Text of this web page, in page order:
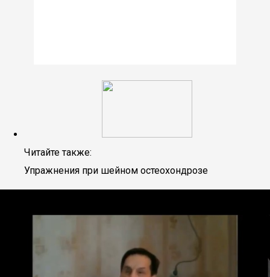
Читайте также:
Упражнения при шейном остеохондрозе